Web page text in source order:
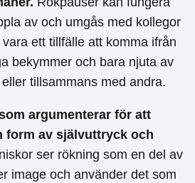
av och umgås med kollegor
ett tillfälle att komma ifrån
bekymmer och bara njuta av
tillsammans med andra.
argumenterar för att
form av självuttryck och
ser rökning som en del av
image och använder det som